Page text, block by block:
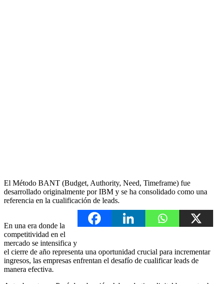
El Método BANT (Budget, Authority, Need, Timeframe) fue
desarrollado originalmente por IBM y se ha consolidado como una
referencia en la cualificación de leads.
En una era donde la
competitividad en el
mercado se intensifica y
el cierre de año representa una oportunidad crucial para incrementar
ingresos, las empresas enfrentan el desafío de cualificar leads de
manera efectiva.